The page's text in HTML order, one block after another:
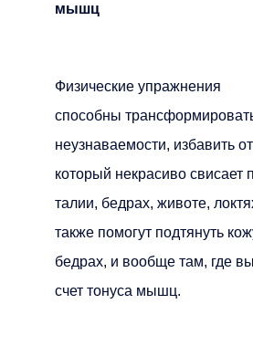
мышц
Физические упражнения
способны
неузнаваемости, избавить
который некрасиво свисает
талии, бедрах, животе,
также помогут подтянуть
бедрах, и вообще там, где вы
счет тонуса мышц.